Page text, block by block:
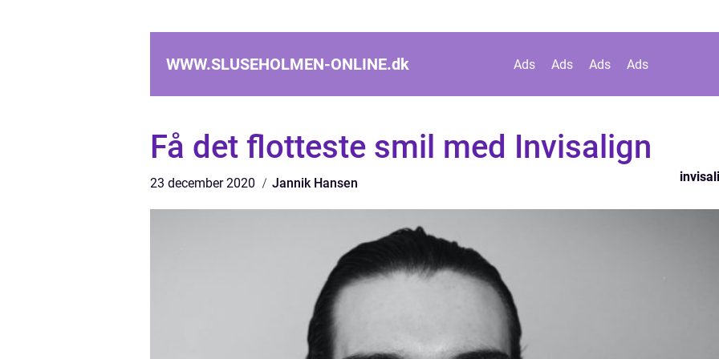
WWW.SLUSEHOLMEN-ONLINE.dk Ads Ads Ads Ads
Få det flotteste smil med Invisalign
23 december 2020 Jannik Hansen